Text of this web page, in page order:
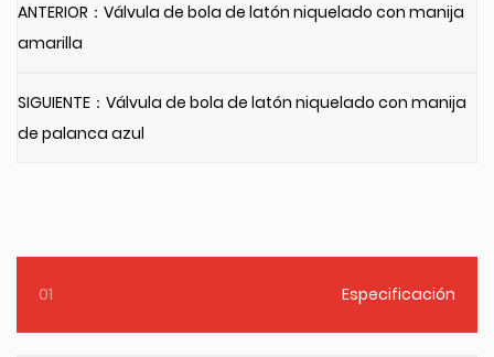
ANTERIOR：Válvula de bola de latón niquelado con manija
amarilla
SIGUIENTE：Válvula de bola de latón niquelado con manija
de palanca azul
01 Especificación